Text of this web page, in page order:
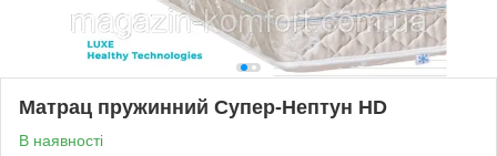
Матрац пружинний Супер-Нептун НD
В наявності